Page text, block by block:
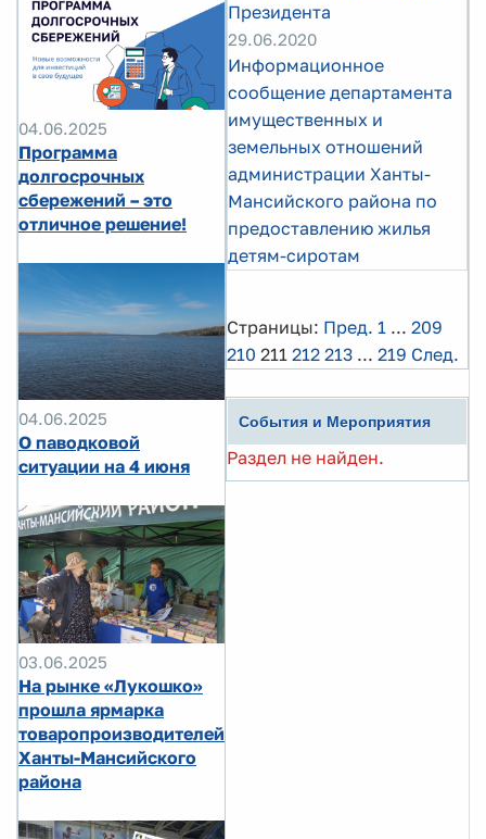
04.06.2025
Программа
долгосрочных
сбережений – это
отличное решение!
04.06.2025
О паводковой
ситуации на 4 июня
03.06.2025
На рынке «Лукошко»
прошла ярмарка
товаропроизводителей
Ханты-Мансийского
района
Президента
29.06.2020
Информационное
сообщение департамента
имущественных и
земельных отношений
администрации Ханты-
Мансийского района по
предоставлению жилья
детям-сиротам
Страницы: Пред. 1 ... 209
210 211 212 213 ... 219 След.
События и Мероприятия
Раздел не найден.